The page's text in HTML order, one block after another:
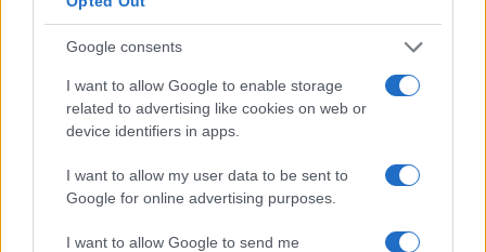
Google consents
I want to allow Google to enable storage
related to advertising like cookies on web or
device identifiers in apps.
I want to allow my user data to be sent to
Google for online advertising purposes.
I want to allow Google to send me
Egy különleges családi járattal 140 új
alijázó érkezett Izraelbe